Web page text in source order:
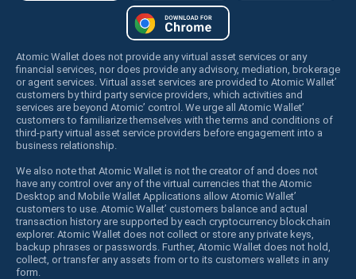
Atomic Wallet does not provide any virtual asset services or any
financial services, nor does provide any advisory, mediation, brokerage
or agent services. Virtual asset services are provided to Atomic Wallet’
customers by third party service providers, which activities and
services are beyond Atomic’ control. We urge all Atomic Wallet’
customers to familiarize themselves with the terms and conditions of
third-party virtual asset service providers before engagement into a
business relationship.
We also note that Atomic Wallet is not the creator of and does not
have any control over any of the virtual currencies that the Atomic
Desktop and Mobile Wallet Applications allow Atomic Wallet’
customers to use. Atomic Wallet’ customers balance and actual
transaction history are supported by each cryptocurrency blockchain
explorer. Atomic Wallet does not collect or store any private keys,
backup phrases or passwords. Further, Atomic Wallet does not hold,
collect, or transfer any assets from or to its customers wallets in any
form.